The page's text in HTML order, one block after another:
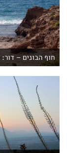
חוף הבונים – דור: